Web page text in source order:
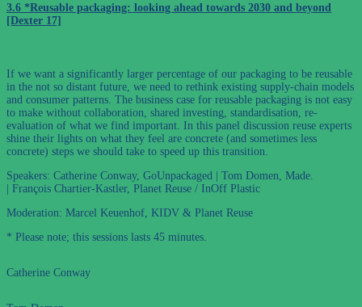
3.6 *Reusable packaging: looking ahead towards 2030 and beyond
[Dexter 17]
If we want a significantly larger percentage of our packaging to be reusable
in the not so distant future, we need to rethink existing supply-chain models
and consumer patterns. The business case for reusable packaging is not easy
to make without collaboration, shared investing, standardisation, re-
evaluation of what we find important. In this panel discussion reuse experts
shine their lights on what they feel are concrete (and sometimes less
concrete) steps we should take to speed up this transition.
Speakers: Catherine Conway, GoUnpackaged | Tom Domen, Made.
| François Chartier-Kastler, Planet Reuse / InOff Plastic
Moderation: Marcel Keuenhof, KIDV & Planet Reuse
* Please note; this sessions lasts 45 minutes.
Catherine Conway